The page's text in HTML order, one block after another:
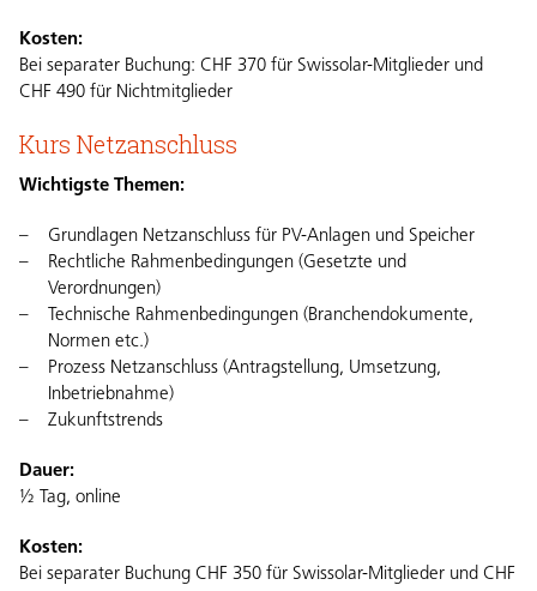
Kosten:
Bei separater Buchung: CHF 370 für Swissolar-Mitglieder und
CHF 490 für Nichtmitglieder
Kurs Netzanschluss
Wichtigste Themen:
Grundlagen Netzanschluss für PV-Anlagen und Speicher
Rechtliche Rahmenbedingungen (Gesetzte und
Verordnungen)
Technische Rahmenbedingungen (Branchendokumente,
Normen etc.)
Prozess Netzanschluss (Antragstellung, Umsetzung,
Inbetriebnahme)
Zukunftstrends
Dauer:
½ Tag, online
Kosten:
Bei separater Buchung CHF 350 für Swissolar-Mitglieder und CHF